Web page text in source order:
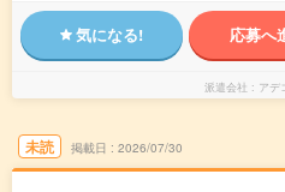
気になる! 応募へ
派遣会社 アデ
未読 掲載日 2026/07/30